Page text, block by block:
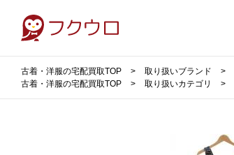
古着・洋服の宅配買取TOP 取り扱いブランド
古着・洋服の宅配買取TOP
取り扱いカテゴリ